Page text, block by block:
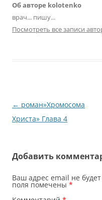
Об авторе kolotenko
врач... пишу...
Посмотреть все записи
Навигация
по
← роман»Хромосома
Христа» Глава 4
Добавить
Ваш адрес email не
поля помечены *